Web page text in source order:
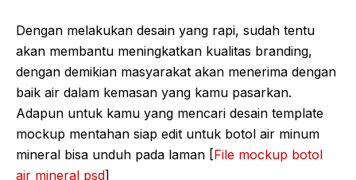
Dengan melakukan desain yang rapi, sudah tentu
akan membantu meningkatkan kualitas branding,
dengan demikian masyarakat akan menerima dengan
baik air dalam kemasan yang kamu pasarkan.
Adapun untuk kamu yang mencari desain template
mockup mentahan siap edit untuk botol air minum
mineral bisa unduh pada laman [File mockup botol
air mineral psd]